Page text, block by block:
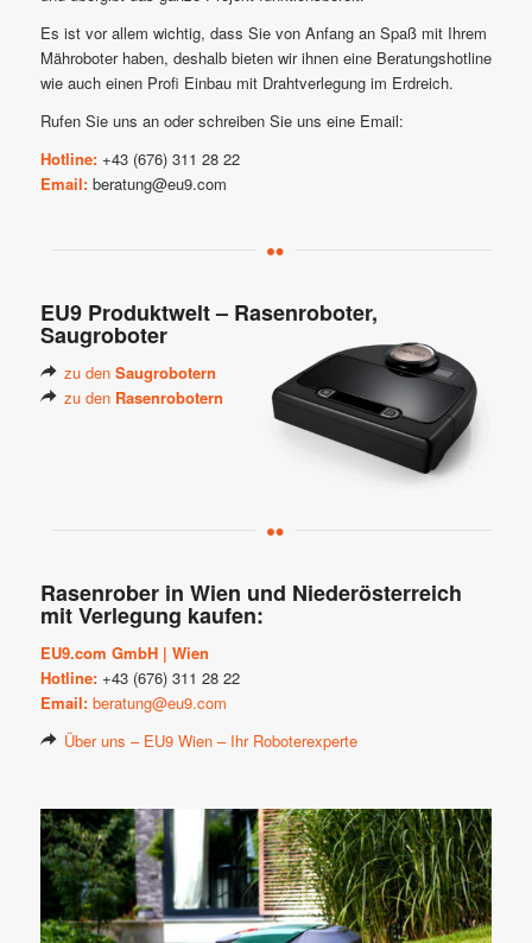
Es ist vor allem wichtig, dass Sie von Anfang an Spaß mit Ihrem
Mähroboter haben, deshalb bieten wir ihnen eine Beratungshotline
wie auch einen Profi Einbau mit Drahtverlegung im Erdreich.
Rufen Sie uns an oder schreiben Sie uns eine Email:
Hotline:+43 (676) 311 28 22
Email:beratung@eu9.com
EU9 Produktwelt – Rasenroboter,
Saugroboter
zu denSaugrobotern
zu den Rasenrobotern
Rasenrober in Wien und Niederösterreich
mit Verlegung kaufen:
EU9.com GmbH | Wien
Hotline:+43 (676) 311 28 22
Email: beratung@eu9.com
Über uns – EU9 Wien – Ihr Roboterexperte